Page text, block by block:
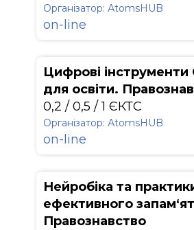
Організатор: АtomsHUB
on-line
Цифрові інструменти
для освіти.
0,2 / 0,5 / 1 ЄКТС
Організатор: АtomsHUB
on-line
Нейробіка та
ефективного
Правознавство